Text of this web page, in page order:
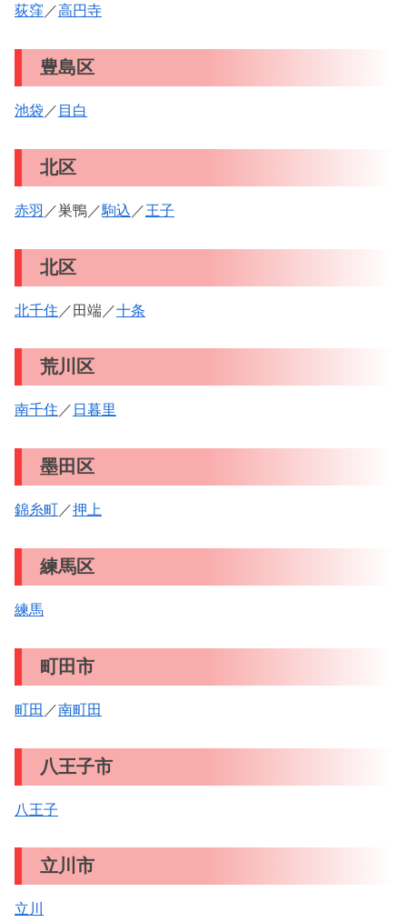
荻窪 ／高円寺
豊島区
池袋 ／ 目白
北区
赤羽 ／巣鴨／駒込 ／王子
北区
北千住 ／田端／十条
荒川区
南千住 ／ 日暮里
墨田区
錦糸町／押上
練馬区
練馬
町田市
町田 ／南町田
八王子市
八王子
立川市
立川